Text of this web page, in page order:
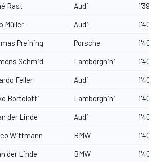
Rast Audi
Müller Audi
Preining Porsche
Schmid Lamborghini
Feller Audi
Bortolotti Lamborghini
der Linde Audi
Wittmann BMW
der Linde BMW